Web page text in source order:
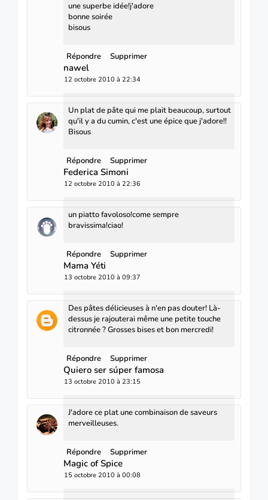
une superbe idée!j'adore
bonne soirée
bisous
Répondre Supprimer
nawel
12 octobre 2010 à 22:34
Un plat de pâte qui me plait beaucoup, surtout
qu'il y a du cumin, c'est une épice que j'adore!!
Bisous
Répondre Supprimer
Federica Simoni
12 octobre 2010 à 22:36
un piatto favoloso!come sempre
bravissima!ciao!
Répondre Supprimer
Mama Yéti
13 octobre 2010 à 09:37
Des pâtes délicieuses à n'en pas douter! Là-
dessus je rajouterai même une petite touche
citronnée ? Grosses bises et bon mercredi!
Répondre Supprimer
Quiero ser súper famosa
13 octobre 2010 à 23:15
J'adore ce plat une combinaison de saveurs
merveilleuses.
Répondre Supprimer
Magic of Spice
15 octobre 2010 à 00:08